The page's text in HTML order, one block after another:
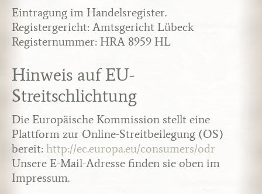
Eintragung im Handelsregister.
Registergericht: Amtsgericht Lübeck
Registernummer: HRA 8959 HL
Hinweis auf EU-
Streitschlichtung
Die Europäische Kommission stellt eine
Plattform zur Online-Streitbeilegung (OS)
bereit: http://ec.europa.eu/consumers/odr
Unsere E-Mail-Adresse finden sie oben im
Impressum.